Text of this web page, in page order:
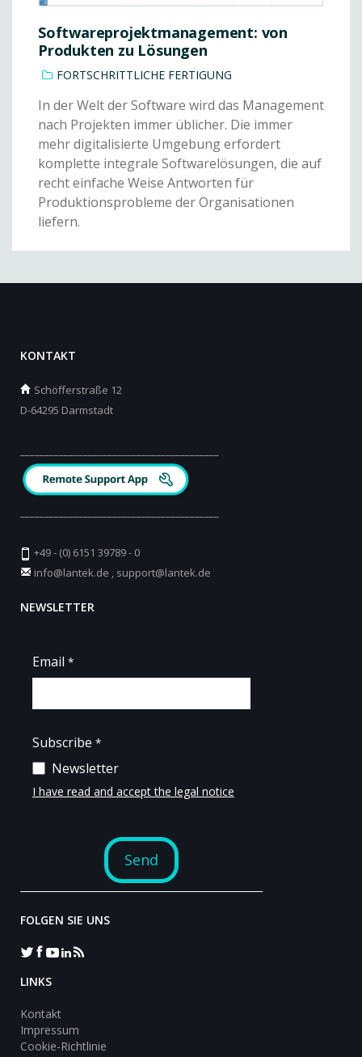
Softwareprojektmanagement: von
Produkten zu Lösungen
FORTSCHRITTLICHE FERTIGUNG
In der Welt der Software wird das Management
nach Projekten immer üblicher. Die immer
mehr digitalisierte Umgebung erfordert
komplette integrale Softwarelösungen, die auf
recht einfache Weise Antworten für
Produktionsprobleme der Organisationen
liefern.
KONTAKT
Schöfferstraße 12
D-64295 Darmstadt
+49 - (0) 6151 39789 - 0
info@lantek.de , support@lantek.de
NEWSLETTER
FOLGEN SIE UNS
LINKS
Kontakt
Impressum
Cookie-Richtlinie